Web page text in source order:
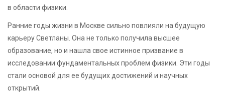
в области физики.
Ранние годы жизни в Москве сильно повлияли на будущую
карьеру Светланы. Она не только получила высшее
образование, но и нашла свое истинное призвание в
исследовании фундаментальных проблем физики. Эти годы
стали основой для ее будущих достижений и научных
открытий.